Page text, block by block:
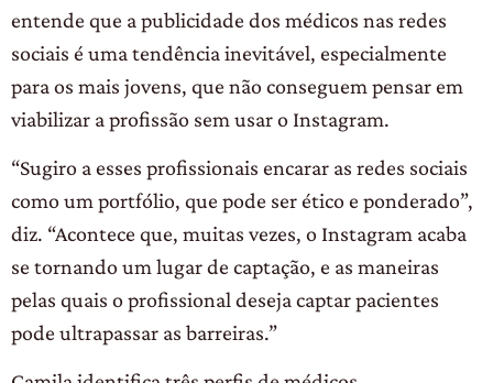
entende que a publicidade dos médicos nas redes
sociais é uma tendência inevitável, especialmente
para os mais jovens, que não conseguem pensar em
viabilizar a profissão sem usar o Instagram.
“Sugiro a esses profissionais encarar as redes sociais
como um portfólio, que pode ser ético e ponderado”,
diz. “Acontece que, muitas vezes, o Instagram acaba
se tornando um lugar de captação, e as maneiras
pelas quais o profissional deseja captar pacientes
pode ultrapassar as barreiras.”